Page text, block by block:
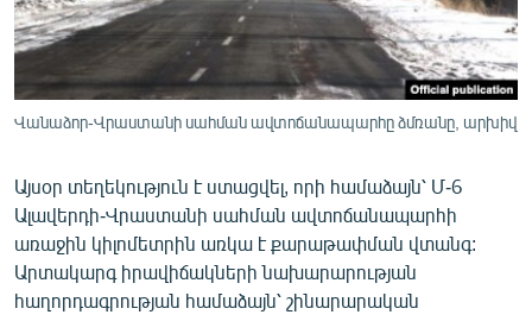
ՍՊՈՐՏ
ՄԵԿՆԱԲԱՆՈՒԹՅՈՒՆ
ԱՐԽԻՎ
ՏԵՍԱՆՅՈՒԹԵՐ
ԲԱՆԱՎԵՃ
Վանաձոր-Վրաստանի սահման ավտոճանապարհը ձմռանը, արխիվ
Այսօր տեղեկություն է ստացվել, որի համաձայն՝ Մ-6
Ալավերդի-Վրաստանի սահման ավտոճանապարհի
առաջին կիլոմետրին առկա է քարաթափման վտանգ:
Արտակարգ իրավիճակների նախարարության
հաղորդագրության համաձայն՝ շինարարական